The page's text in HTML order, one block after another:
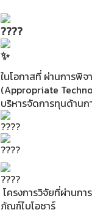
ในโอกาสที่ ผ่านการพิ
(Appropriate
บริหารจัดการทุนด้าน
โครงการวิจัยที่ผ่านก
ภัณฑ์ไบโอชาร์